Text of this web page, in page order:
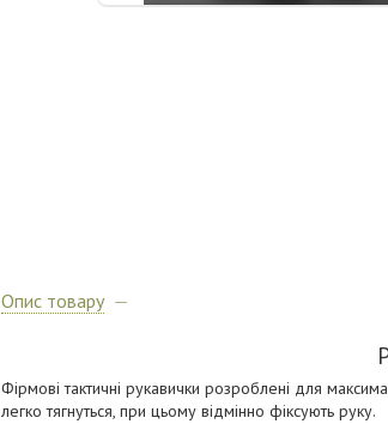
Опис товару
Фірмові тактичні рукавички розроблені для
легко тягнуться, при цьому відмінно фіксують руку.